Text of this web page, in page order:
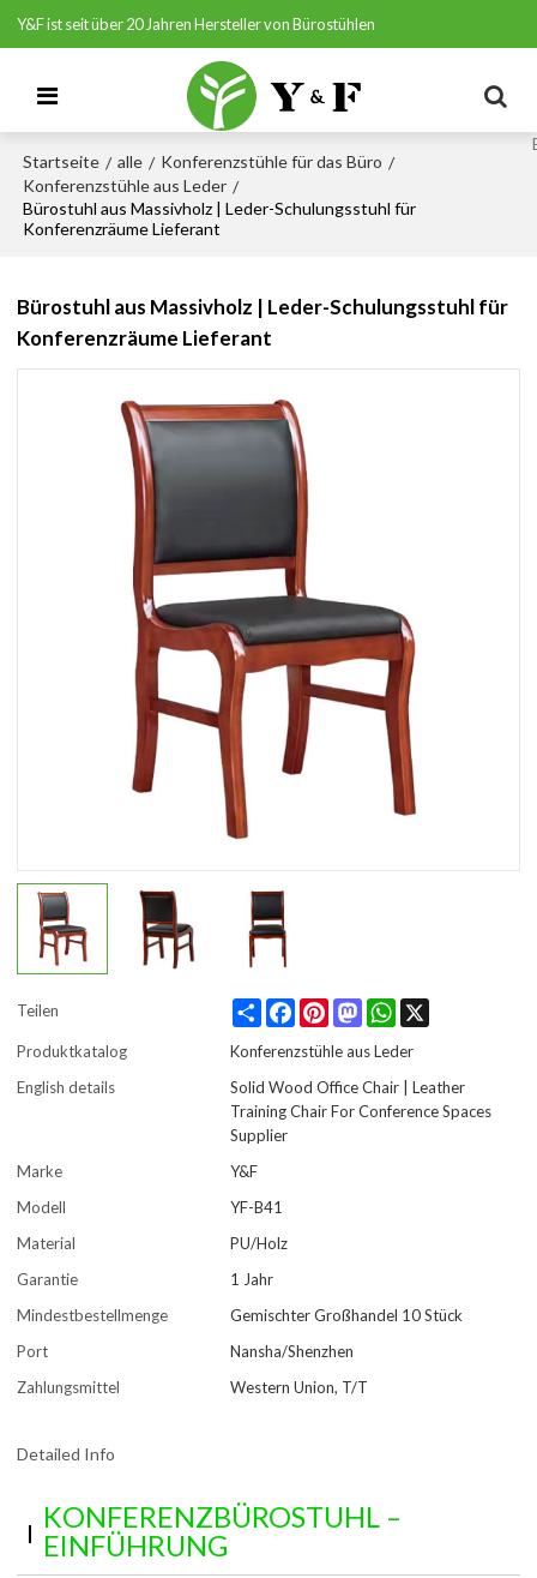
Y&F ist seit über 20 Jahren Hersteller von Bürostühlen
Startseite / alle / Konferenzstühle für das Büro /
Konferenzstühle aus Leder /
Bürostuhl aus Massivholz | Leder-Schulungsstuhl für
Konferenzräume Lieferant
Bürostuhl aus Massivholz | Leder-Schulungsstuhl für
Konferenzräume Lieferant
Teilen Share FacebookPinterestMastodonWhatsApp
Produktkatalog
Konferenzstühle aus Leder
English details
Solid Wood Office Chair | Leather
Training Chair For Conference Spaces
Supplier
Marke
Y&F
Modell
YF-B41
Material
PU/Holz
Garantie
1 Jahr
Mindestbestellmenge
Gemischter Großhandel 10 Stück
Port
Nansha/Shenzhen
Zahlungsmittel
Western Union, T/T
Detailed Info
KONFERENZBÜROSTUHL –
EINFÜHRUNG